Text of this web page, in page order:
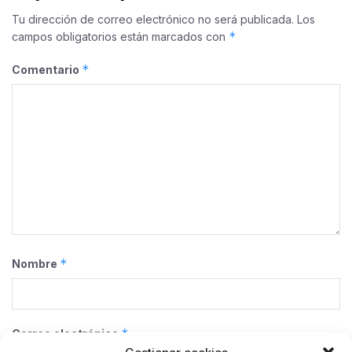
Tu dirección de correo electrónico no será publicada. Los
campos obligatorios están marcados con *
Comentario *
Nombre *
Correo electrónico *